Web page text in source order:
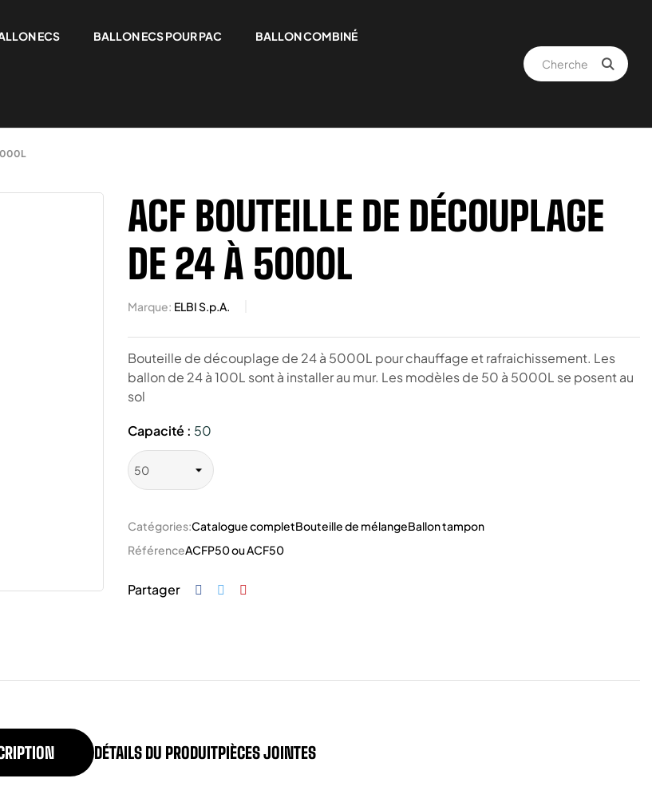
ECS BALLON ECS POUR PAC BALLON COMBINÉ
ACF BOUTEILLE DE DÉCOUPLAGE
DE 24 À 5000L
Marque: ELBI S.p.A.
Bouteille de découplage de 24 à 5000L pour chauffage et rafraichissement. Les
ballon de 24 à 100L sont à installer au mur. Les modèles de 50 à 5000L se posent au
sol
Capacité : 50
Catégories:Catalogue completBouteille de mélangeBallon tampon
RéférenceACFP50 ou ACF50
Partager
DÉTAILS DU PRODUITPIÈCES JOINTES